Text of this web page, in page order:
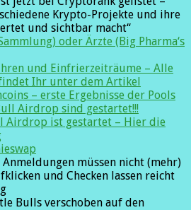
Krypto-Projekte und ihre
und sichtbar macht“
oder Ärzte (Big Pharma‘s
und Einfrierzeiträume – Alle
Ihr unter dem Artikel
– erste Ergebnisse der Pools
Airdrop sind gestartet!!!
Airdrop ist gestartet – Hier die
Anmeldungen müssen nicht (mehr)
und Checken lassen reicht
Bulls verschoben auf den